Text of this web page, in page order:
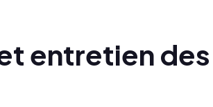
entretien